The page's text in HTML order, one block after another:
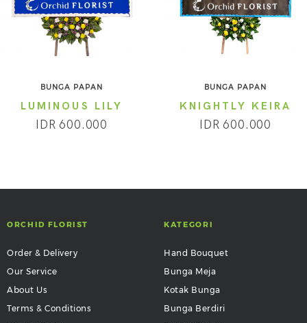
BUNGA PAPAN
LUMINOUS LILY
IDR 600.000
BUNGA PAPAN
KNIGHTLY KEIRA
IDR 600.000
ORCHID FLORIST
Order & Delivery
Our Service
About Us
Terms & Conditions
KATEGORI
Hand Bouquet
Bunga Meja
Kotak Bunga
Bunga Berdiri